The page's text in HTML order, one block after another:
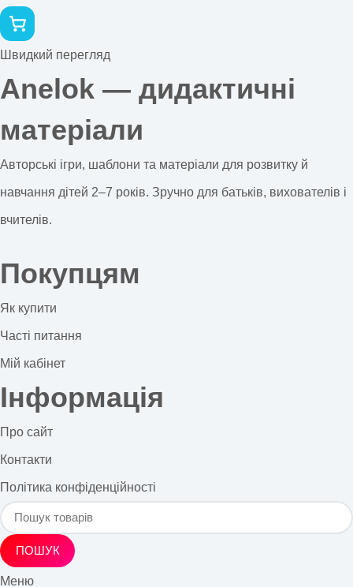
Швидкий перегляд
Anelok — дидактичні
матеріали
Авторські ігри, шаблони та матеріали для розвитку й
навчання дітей 2–7 років. Зручно для батьків, вихователів і
вчителів.
Покупцям
Як купити
Часті питання
Мій кабінет
Інформація
Про сайт
Контакти
Політика конфіденційності
ПОШУК
Меню